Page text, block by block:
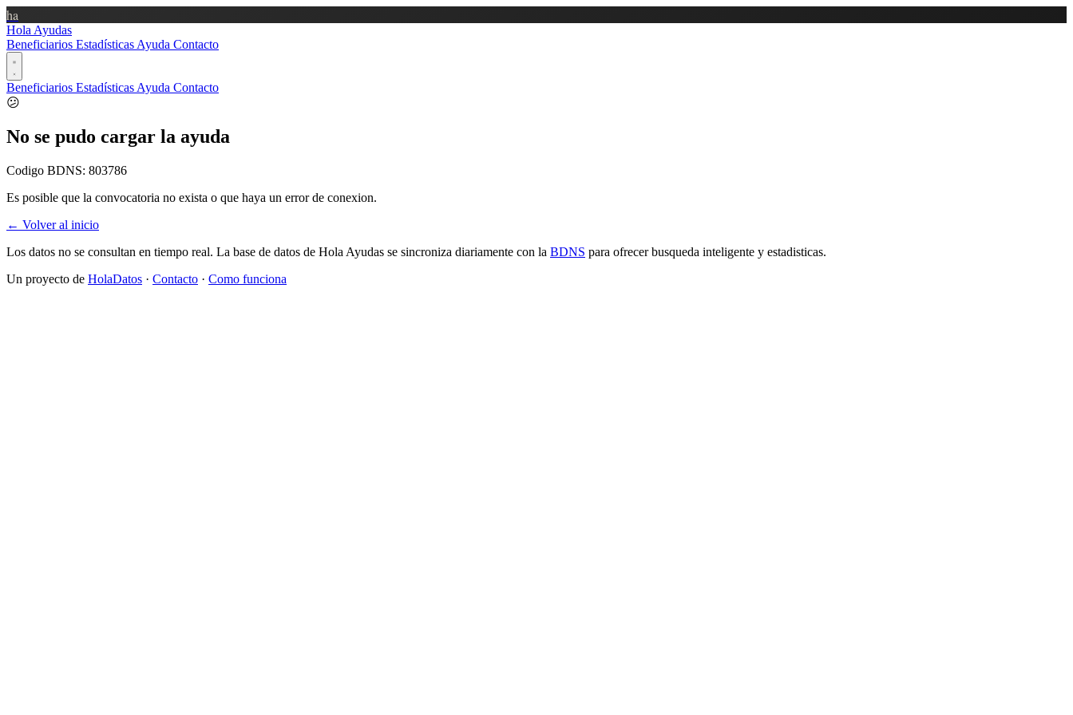
ha
Hola Ayudas
Beneficiarios Estadísticas Ayuda Contacto
Beneficiarios Estadísticas Ayuda Contacto
😕
No se pudo cargar la ayuda
Codigo BDNS: 803786
Es posible que la convocatoria no exista o que haya un error de conexion.
← Volver al inicio
Los datos no se consultan en tiempo real. La base de datos de Hola Ayudas se sincroniza diariamente con la BDNS para ofrecer busqueda inteligente y estadisticas.
Un proyecto de HolaDatos · Contacto · Como funciona